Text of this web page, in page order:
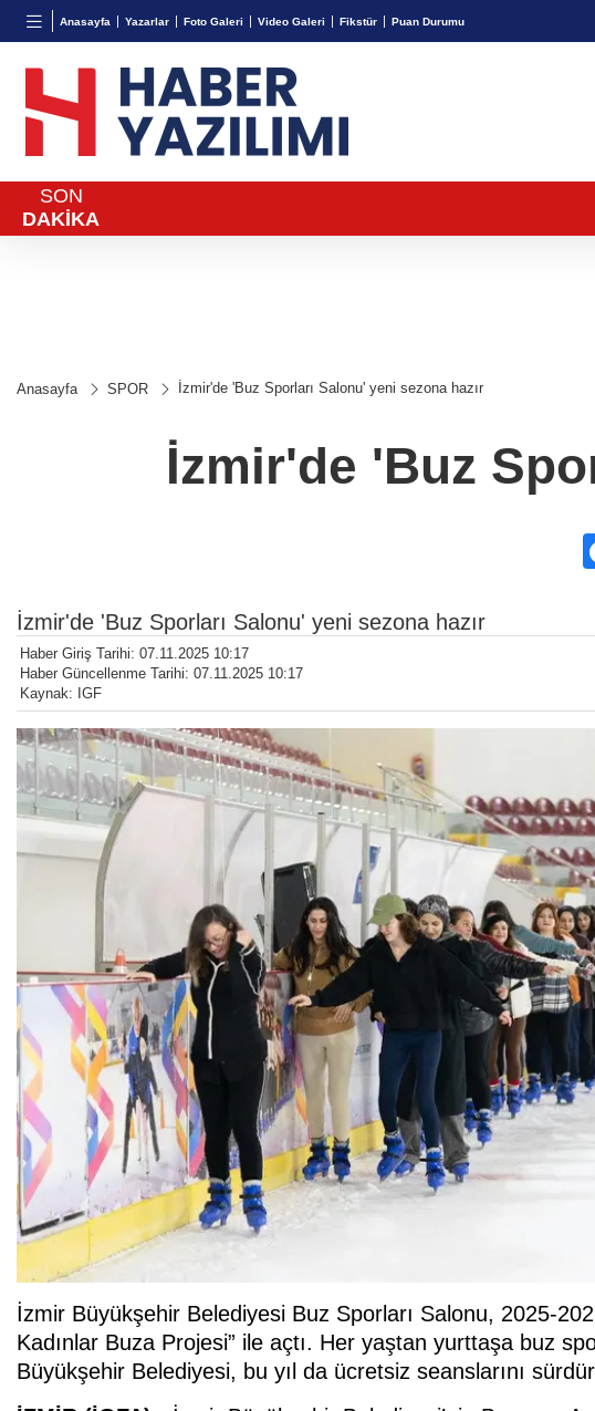
Anasayfa Yazarlar Foto Galeri Video Galeri Fikstür Puan Durumu
BGN
27,9743 %-0,22
VND
0,0018%0,32
6.660,55
SON
DAKİKA
Anasayfa SPOR İzmir'de 'Buz Sporları Salonu' yeni sezona hazır
İzmir'de 'Buz
İzmir'de 'Buz Sporları Salonu' yeni sezona hazır
Haber Giriş Tarihi: 07.11.2025 10:17
Haber Güncellenme Tarihi: 07.11.2025 10:17
Kaynak: IGF
İzmir Büyükşehir Belediyesi Buz Sporları Salonu, 2025-
Kadınlar Buza Projesi” ile açtı. Her yaştan yurttaşa buz
Büyükşehir Belediyesi, bu yıl da ücretsiz seanslarını